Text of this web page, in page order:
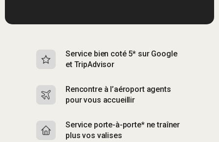
Service bien coté 5* sur Google
et TripAdvisor
Rencontre à l’aéroport agents
pour vous accueillir
Service porte-à-porte* ne traîner
plus vos valises